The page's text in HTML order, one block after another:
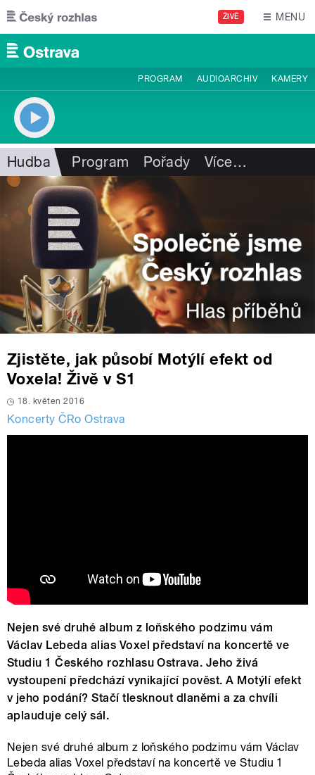
Přejít k hlavnímu obsahu
ŽIVĚ MENU
PROGRAM AUDIOARCHIV KAMERY
Hudba Program Pořady Více…
Zjistěte, jak působí Motýlí efekt od
Voxela! Živě v S1
18. květen 2016
Koncerty ČRo Ostrava
Nejen své druhé album z loňského podzimu vám
Václav Lebeda alias Voxel představí na koncertě ve
Studiu 1 Českého rozhlasu Ostrava. Jeho živá
vystoupení předchází vynikající pověst. A Motýlí efekt
v jeho podání? Stačí tlesknout dlaněmi a za chvíli
aplauduje celý sál.
Nejen své druhé album z loňského podzimu vám Václav
Lebeda alias Voxel představí na koncertě ve Studiu 1